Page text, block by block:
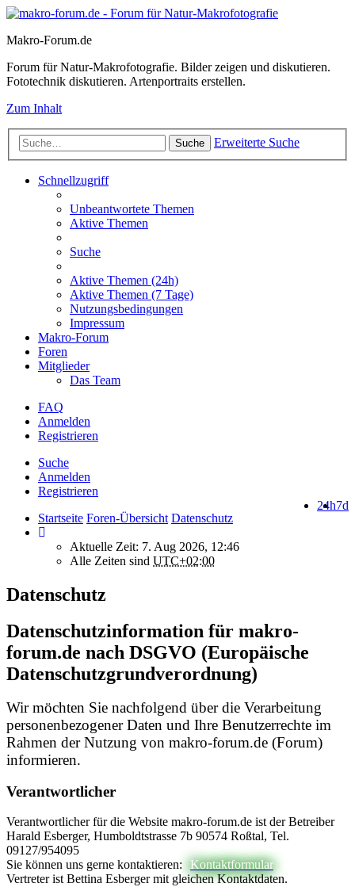
Makro-Forum.de
Forum für Natur-Makrofotografie. Bilder zeigen und diskutieren.
Fototechnik diskutieren. Artenportraits erstellen.
Zum Inhalt
Suche Erweiterte Suche
Schnellzugriff
Unbeantwortete Themen
Aktive Themen
Suche
Aktive Themen (24h)
Aktive Themen (7 Tage)
Nutzungsbedingungen
Impressum
Makro-Forum
Foren
Mitglieder
Das Team
FAQ
Anmelden
Registrieren
Suche
Anmelden
Registrieren
7d
24h
Startseite Foren-Übersicht Datenschutz
Aktuelle Zeit: 7. Aug 2026, 12:46
Alle Zeiten sind UTC+02:00
Datenschutz
Datenschutzinformation für makro-
forum.de nach DSGVO (Europäische
Datenschutzgrundverordnung)
Wir möchten Sie nachfolgend über die Verarbeitung
personenbezogener Daten und Ihre Benutzerrechte im
Rahmen der Nutzung von makro-forum.de (Forum)
informieren.
Verantwortlicher
Verantwortlicher für die Website makro-forum.de ist der Betreiber
Harald Esberger, Humboldtstrasse 7b 90574 Roßtal, Tel.
09127/954095
Sie können uns gerne kontaktieren:
Kontaktformular
Vertreter ist Bettina Esberger mit gleichen Kontaktdaten.